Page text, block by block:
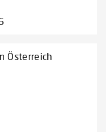
Österreich